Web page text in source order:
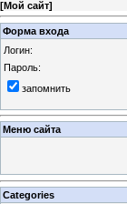
[Мой сайт]
Форма входа
Логин:
Пароль:
запомнить
Меню сайта
Categories